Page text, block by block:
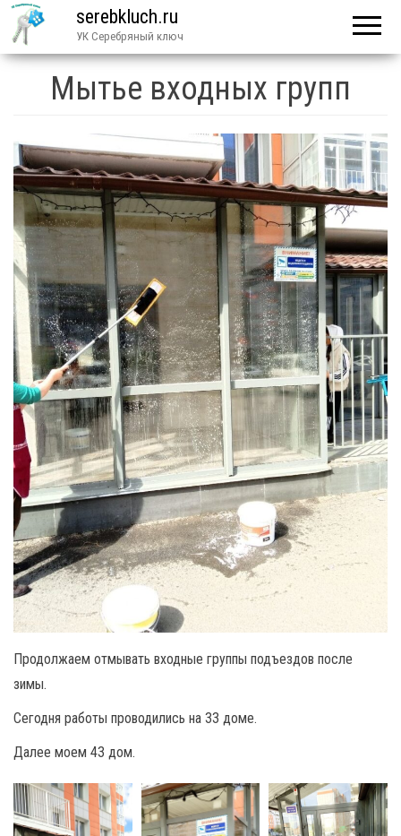
serebkluch.ru
УК Серебряный ключ
Мытье входных групп
Продолжаем отмывать входные группы подъездов после
зимы.
Сегодня работы проводились на 33 доме.
Далее моем 43 дом.